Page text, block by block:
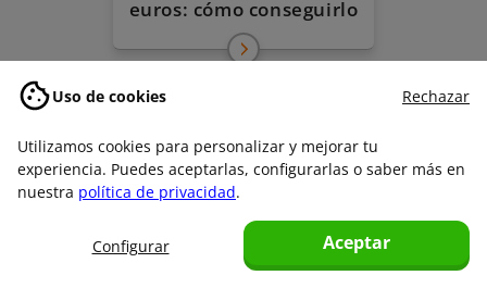
Uso de cookies Rechazar
Utilizamos cookies para personalizar y mejorar tu
experiencia. Puedes aceptarlas, configurarlas o saber más en
nuestra política de privacidad.
Aceptar
Configurar
euros: cómo conseguirlo
Préstamo de 10.000
euros: tus opciones, aquí